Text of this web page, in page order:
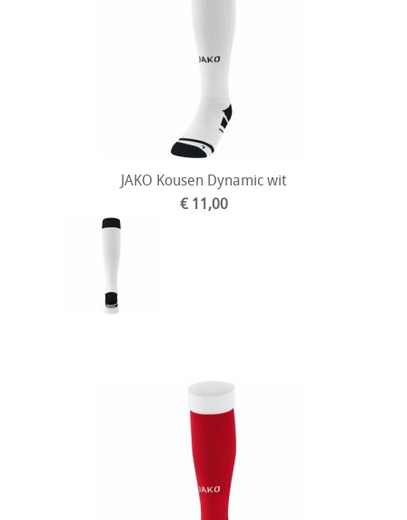
JAKO Kousen Dynamic wit
€ 11,00